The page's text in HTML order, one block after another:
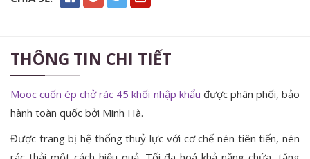
THÔNG TIN CHI TIẾT
Mooc cuốn ép chở rác 45 khối nhập khẩu được phân phối, bảo
hành toàn quốc bởi Minh Hà.
Được trang bị hệ thống thuỷ lực với cơ chế nén tiên tiến, nén